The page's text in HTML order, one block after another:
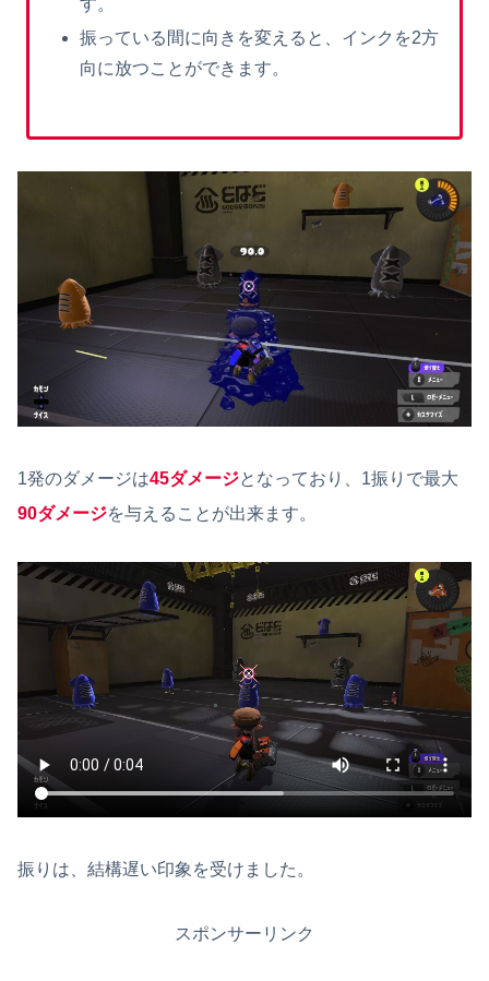
振っている間に向きを変えると、インクを2方
向に放つことができます。
1発のダメージは45ダメージとなっており、1振りで最大
90ダメージを与えることが出来ます。
振りは、結構遅い印象を受けました。
スポンサーリンク